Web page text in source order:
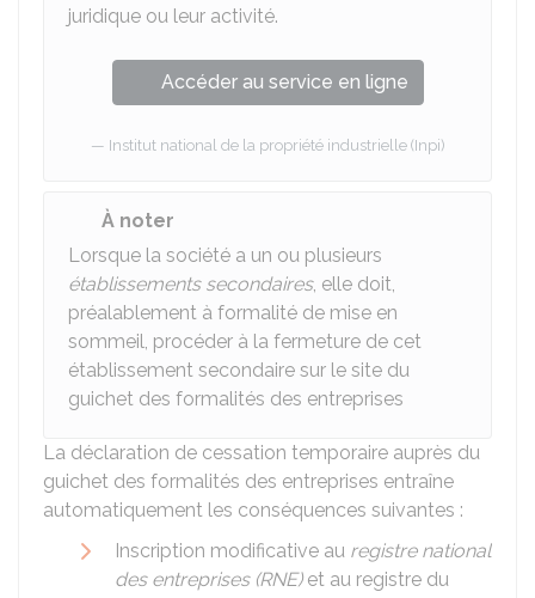
juridique ou leur activité.
Accéder au service en ligne
Institut national de la propriété industrielle (Inpi)
À noter
Lorsque la société a un ou plusieurs
établissements secondaires, elle doit,
préalablement à formalité de mise en
sommeil, procéder à la fermeture de cet
établissement secondaire sur le site du
guichet des formalités des entreprises
La déclaration de cessation temporaire auprès du
guichet des formalités des entreprises entraîne
automatiquement les conséquences suivantes :
Inscription modificative au registre national
des entreprises (RNE)et au registre du